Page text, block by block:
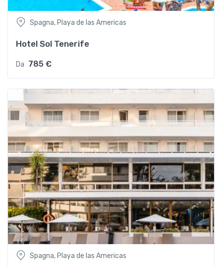
Spagna, Playa de las Americas
Hotel Sol Tenerife
Da 785 €
Spagna, Playa de las Americas